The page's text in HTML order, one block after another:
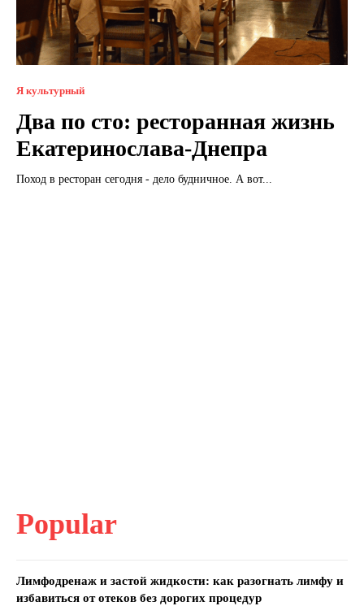
Я культурный
Два по сто: ресторанная жизнь
Екатеринослава-Днепра
Поход в ресторан сегодня - дело будничное. А вот...
Popular
Лимфодренаж и застой жидкости: как разогнать лимфу и
избавиться от отеков без дорогих процедур